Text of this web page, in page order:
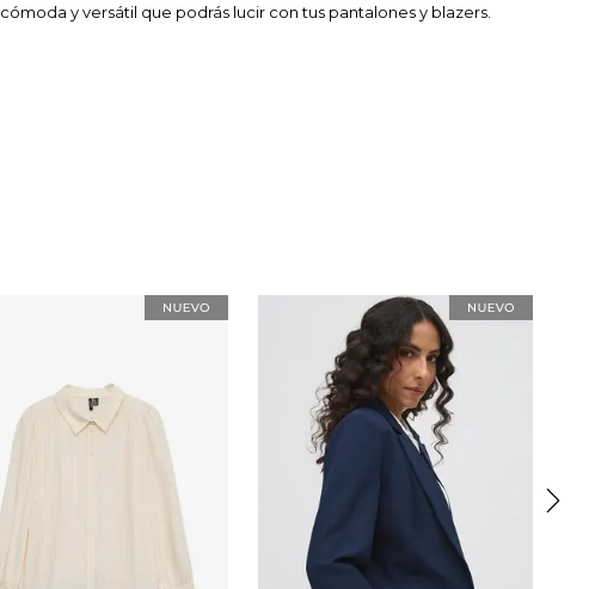
cómoda y versátil que podrás lucir con tus pantalones y blazers.